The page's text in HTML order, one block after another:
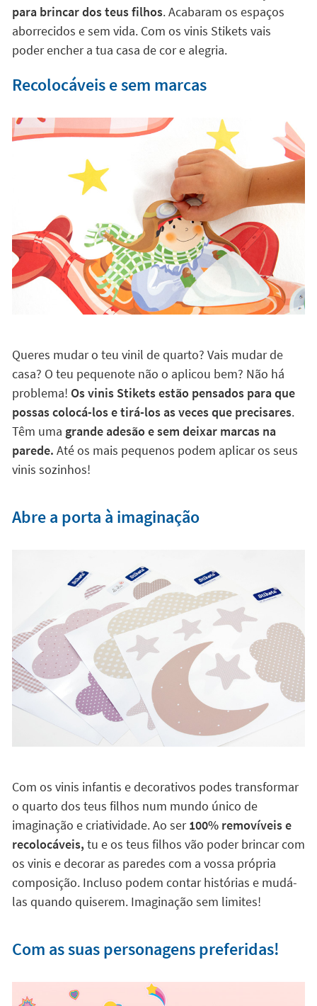
para brincar dos teus filhos. Acabaram os espaços
aborrecidos e sem vida. Com os vinis Stikets vais
poder encher a tua casa de cor e alegria.
Recolocáveis e sem marcas
Queres mudar o teu vinil de quarto? Vais mudar de
casa? O teu pequenote não o aplicou bem? Não há
problema! Os vinis Stikets estão pensados para que
possas colocá-los e tirá-los as veces que precisares.
Têm uma grande adesão e sem deixar marcas na
parede. Até os mais pequenos podem aplicar os seus
vinis sozinhos!
Abre a porta à imaginação
Com os vinis infantis e decorativos podes transformar
o quarto dos teus filhos num mundo único de
imaginação e criatividade. Ao ser100% removíveis e
recolocáveis, tu e os teus filhos vão poder brincar com
os vinis e decorar as paredes com a vossa própria
composição. Incluso podem contar histórias e mudá-
las quando quiserem. Imaginação sem limites!
Com as suas personagens preferidas!